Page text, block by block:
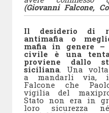
(Giovanni Falcone,
Il desiderio di
antimafia o
mafia in genere
civile è una
proviene dallo
siciliana. Una
a mandarli via,
Falcone che
vigilia del
Stato non era in
loro sicurezza